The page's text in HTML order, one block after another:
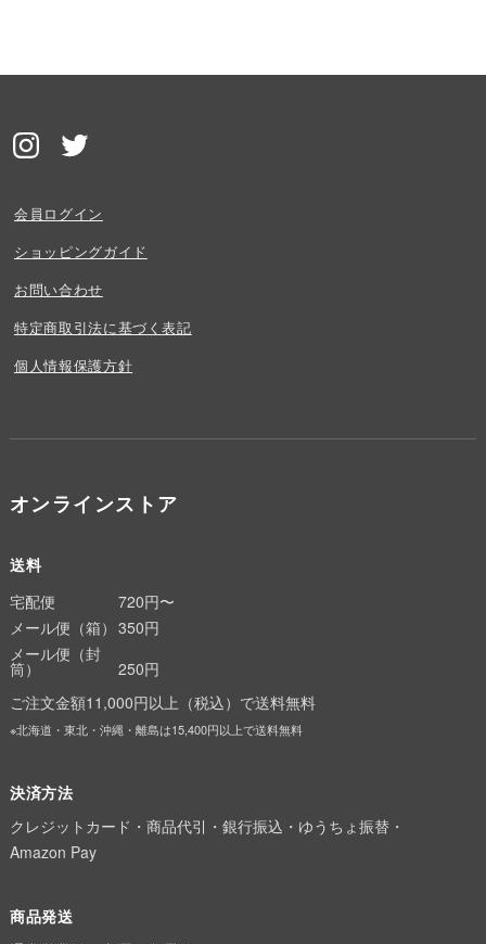
会員ログイン
ショッピングガイド
お問い合わせ
特定商取引法に基づく表記
個人情報保護方針
オンラインストア
送料
宅配便
720円〜
メール便（箱） 350円
メール便（封
筒）
250円
ご注文金額11,000円以上（税込）で送料無料
※北海道・東北・沖縄・離島は15,400円以上で送料無料
決済方法
クレジットカード・商品代引・銀行振込・ゆうちょ振替・
Amazon Pay
商品発送